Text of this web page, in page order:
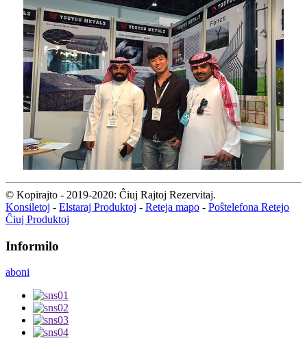
© Kopirajto - 2019-2020: Ĉiuj Rajtoj Rezervitaj.
Konsiletoj - Elstaraj Produktoj - Reteja mapo - Poŝtelefona Retejo
Ĉiuj Produktoj
Informilo
aboni